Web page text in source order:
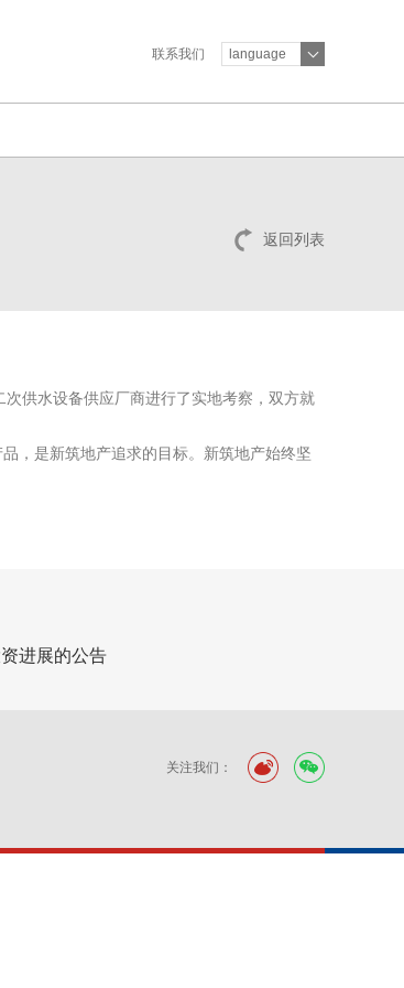
联系我们 language
返回列表
供水设备供应厂商进行了实地考察，双方就
，是新筑地产追求的目标。新筑地产始终坚
进展的公告
关注我们：